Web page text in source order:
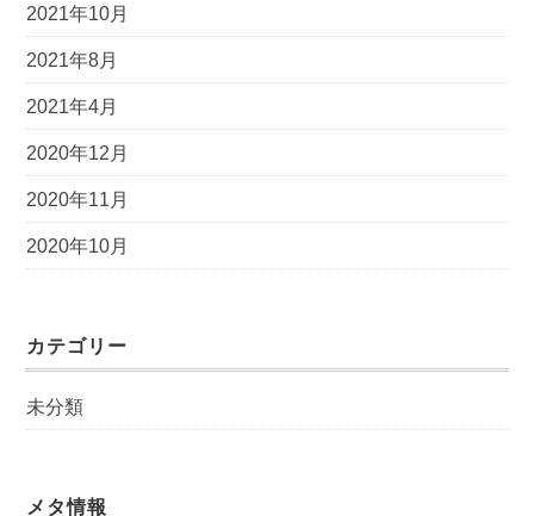
2021年10月
2021年8月
2021年4月
2020年12月
2020年11月
2020年10月
カテゴリー
未分類
メタ情報